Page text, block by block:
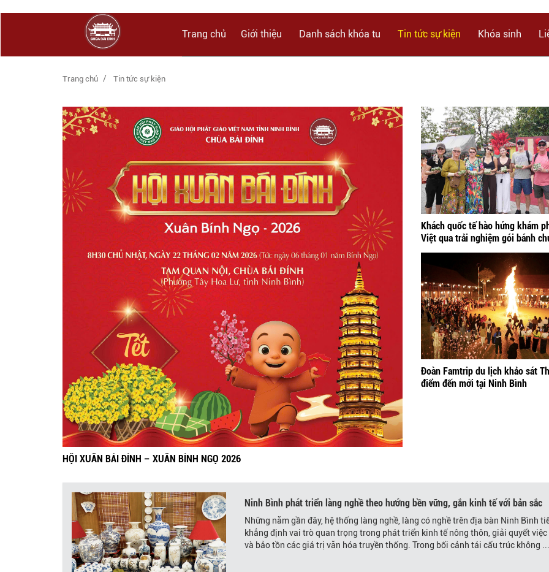
Trang chủ Giới thiệu Danh sách khóa tu
Lịch bế giảng
Đăng Ký Tình Nguyện Viên
Tin tức sự kiện Khóa sinh
Thông tin khóa tu
THƯ VIỆN ẢNH
Ý kiến của khóa sinh
Trang chủ Tin tức sự kiện
HỘI XUÂN BÁI ĐÍNH – XUÂN BÍNH NGỌ 2026
Khách quốc tế hào hứng khám
Việt qua trải nghiệm gói bánh
Ninh Bình
Đoàn Famtrip du lịch khảo sát
điểm đến mới tại Ninh Bình
Ninh Bình phát triển làng nghề theo hướng bền vững, gắn kinh tế với bản sắc
Những năm gần đây, hệ thống làng nghề, làng có nghề trên địa bàn Ninh Bình
khẳng định vai trò quan trọng trong phát triển kinh tế nông thôn, giải quyết
và bảo tồn các giá trị văn hóa truyền thống. Trong bối cảnh tái cấu trúc không ...